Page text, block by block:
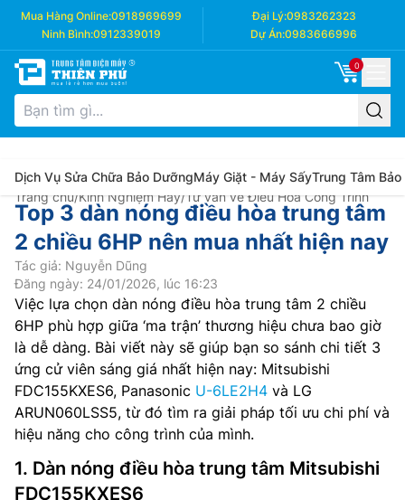
Mua Hàng Online:0918969699 Đại Lý:0983262323
Ninh Bình:0912339019 Dự Án:0983666996
0
Dịch Vụ Sửa Chữa Bảo DưỡngMáy Giặt - Máy SấyTrung Tâm Bảo
Trang chủ/Kinh Nghiệm Hay/Tư vấn về Điều Hòa Công Trình
Top 3 dàn nóng điều hòa trung tâm
2 chiều 6HP nên mua nhất hiện nay
Tác giả: Nguyễn Dũng
Đăng ngày: 24/01/2026, lúc 16:23
Việc lựa chọn dàn nóng điều hòa trung tâm 2 chiều
6HP phù hợp giữa ‘ma trận’ thương hiệu chưa bao giờ
là dễ dàng. Bài viết này sẽ giúp bạn so sánh chi tiết 3
ứng cử viên sáng giá nhất hiện nay: Mitsubishi
FDC155KXES6, Panasonic U-6LE2H4 và LG
ARUN060LSS5, từ đó tìm ra giải pháp tối ưu chi phí và
hiệu năng cho công trình của mình.
1. Dàn nóng điều hòa trung tâm Mitsubishi
FDC155KXES6